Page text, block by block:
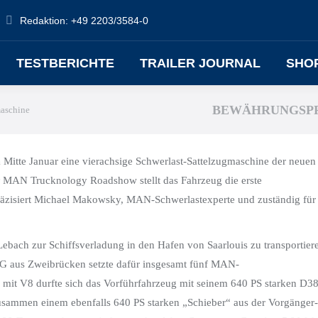
Redaktion: +49 2203/3584-0
TESTBERICHTE TRAILER JOURNAL
Januar eine vierachsige Schwerlast-Sattelzugmaschine der neuen
Trucknology Roadshow stellt das Fahrzeug die erste
Michael Makowsky, MAN-Schwerlastexperte und zuständig für
zur Schiffsverladung in den Hafen von Saarlouis zu
aus Zweibrücken setzte dafür insgesamt fünf MAN-
V8 durfte sich das Vorführfahrzeug mit seinem 640 PS starken
einem ebenfalls 640 PS starken „Schieber“ aus der Vorgänger-